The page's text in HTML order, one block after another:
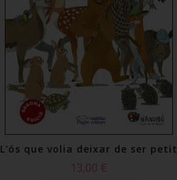
L'ós que volia deixar de ser petit
13,00 €